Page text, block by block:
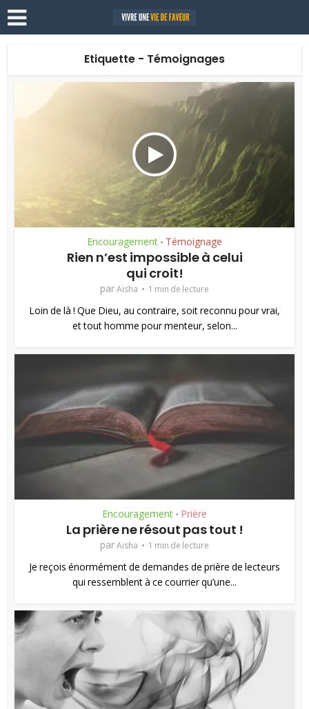
Etiquette - Témoignages
Encouragement • Témoignage
Rien n’est impossible à celui
qui croit!
parAisha 1 min de lecture
Loin de là ! Que Dieu, au contraire, soit reconnu pour vrai,
et tout homme pour menteur, selon...
Encouragement • Prière
La prière ne résout pas tout !
parAisha 1 min de lecture
Je reçois énormément de demandes de prière de lecteurs
qui ressemblent à ce courrier qu’une...